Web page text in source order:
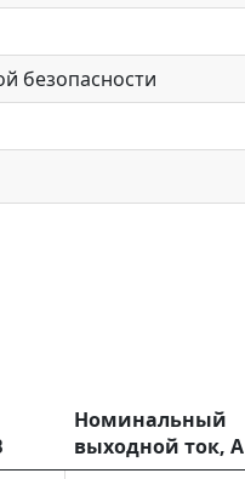
безопасности
Номинальный
выходной ток, А